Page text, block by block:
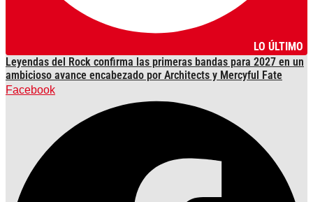
LO ÚLTIMO
Leyendas del Rock confirma las primeras bandas para 2027 en un
ambicioso avance encabezado por Architects y Mercyful Fate
Facebook